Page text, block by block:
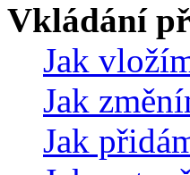
Vkládání
Jak
Jak
Jak